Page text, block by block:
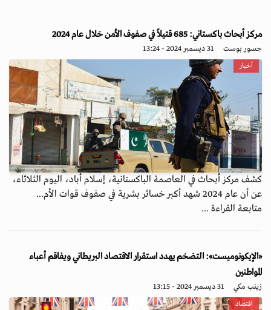
مركز أبحاث باكستاني: 685 قتيلاً في صفوف الأمن خلال عام 2024
جسور بوست 31 ديسمبر 2024 - 13:24
أخبار
كشف مركز أبحاث في العاصمة الباكستانية، إسلام أباد، اليوم الثلاثاء،
عن أن عام 2024 شهد أكبر خسائر بشرية في صفوف قوات الأم...
متابعة القراءة ...
«الإيكونوميست»: التضخم يهدد استقرار الاقتصاد البريطاني ويفاقم أعباء
المواطنين
زينب مكي 31 ديسمبر 2024 - 13:15
اقتصاد